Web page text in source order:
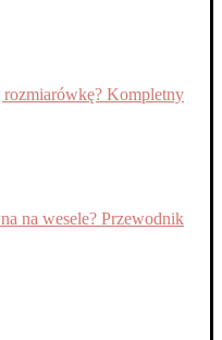
rozmiarówkę? Kompletny
na wesele? Przewodnik